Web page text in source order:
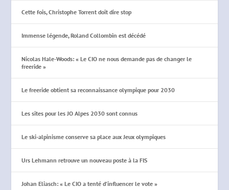
Cette fois, Christophe Torrent doit dire stop
Immense légende, Roland Collombin est décédé
Nicolas Hale-Woods: « Le CIO ne nous demande pas de changer le
freeride »
Le freeride obtient sa reconnaissance olympique pour 2030
Les sites pour les JO Alpes 2030 sont connus
Le ski-alpinisme conserve sa place aux Jeux olympiques
Urs Lehmann retrouve un nouveau poste à la FIS
Johan Eliasch: « Le CIO a tenté d’influencer le vote »